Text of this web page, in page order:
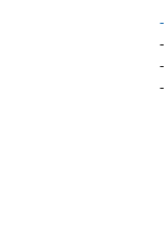
-
-
-
-